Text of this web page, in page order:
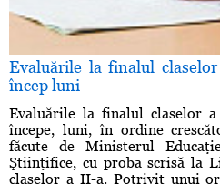
Evaluările la finalul
încep luni
Evaluările la finalul claselor
începe, luni, în ordine
făcute de Ministerul
Ştiinţifice, cu proba scrisă la
claselor a II-a. Potrivit unui